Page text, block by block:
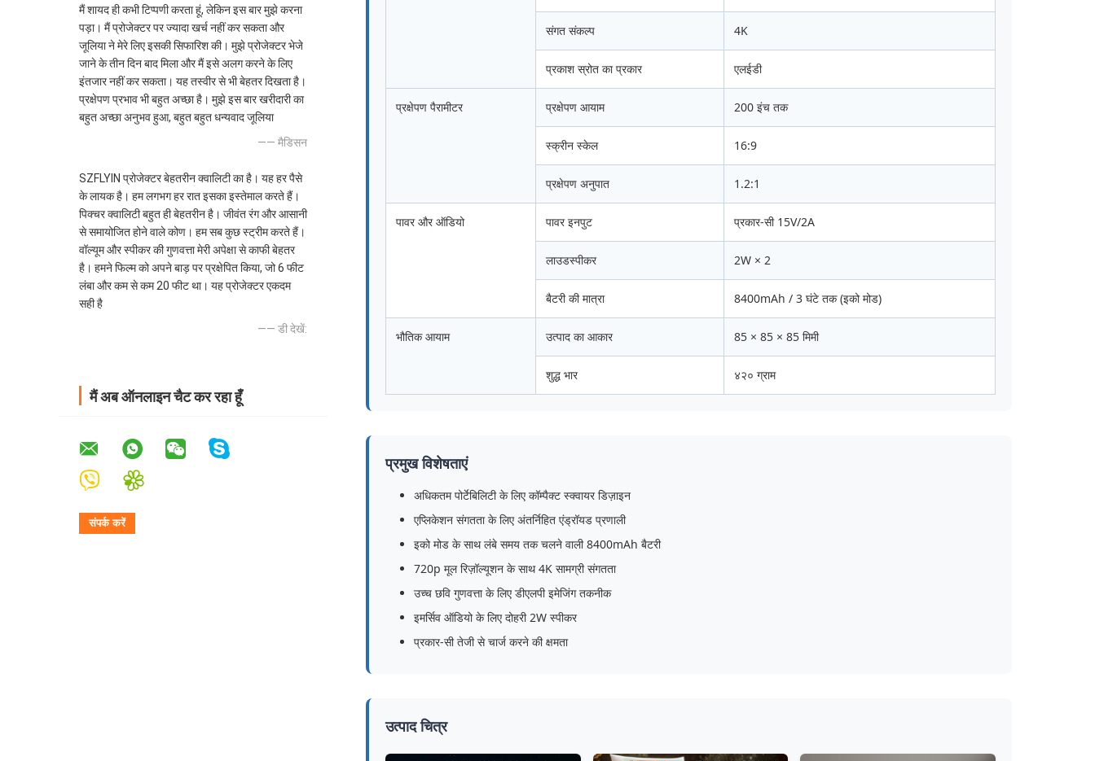
मैं शायद ही कभी टिप्पणी करता हूं, लेकिन इस बार मुझे करना
पड़ा। मैं प्रोजेक्टर पर ज्यादा खर्च नहीं कर सकता और
जूलिया ने मेरे लिए इसकी सिफारिश की। मुझे प्रोजेक्टर भेजे
जाने के तीन दिन बाद मिला और मैं इसे अलग करने के लिए
इंतजार नहीं कर सकता। यह तस्वीर से भी बेहतर दिखता है।
प्रक्षेपण प्रभाव भी बहुत अच्छा है। मुझे इस बार खरीदारी का
बहुत अच्छा अनुभव हुआ, बहुत बहुत धन्यवाद जूलिया
—— मैडिसन
SZFLYIN प्रोजेक्टर बेहतरीन क्वालिटी का है। यह हर पैसे
के लायक है। हम लगभग हर रात इसका इस्तेमाल करते हैं।
पिक्चर क्वालिटी बहुत ही बेहतरीन है। जीवंत रंग और आसानी
से समायोजित होने वाले कोण। हम सब कुछ स्ट्रीम करते हैं।
वॉल्यूम और स्पीकर की गुणवत्ता मेरी अपेक्षा से काफी बेहतर
है। हमने फिल्म को अपने बाड़ पर प्रक्षेपित किया, जो 6 फीट
लंबा और कम से कम 20 फीट था। यह प्रोजेक्टर एकदम
सही है
—— डी देखें:
मैं अब ऑनलाइन चैट कर रहा हूँ
संगत संकल्प 4K
प्रकाश स्रोत का प्रकार एलईडी
प्रक्षेपण पैरामीटर प्रक्षेपण आयाम 200 इंच तक
स्क्रीन स्केल 16:9
प्रक्षेपण अनुपात 1.2:1
पावर और ऑडियो पावर इनपुट प्रकार-सी 15V/2A
लाउडस्पीकर 2W × 2
बैटरी की मात्रा 8400mAh / 3 घंटे तक (इको मोड)
भौतिक आयाम उत्पाद का आकार 85 × 85 × 85 मिमी
शुद्ध भार ४२० ग्राम
प्रमुख विशेषताएं
अधिकतम पोर्टेबिलिटी के लिए कॉम्पैक्ट स्क्वायर डिज़ाइन
एप्लिकेशन संगतता के लिए अंतर्निहित एंड्रॉयड प्रणाली
इको मोड के साथ लंबे समय तक चलने वाली 8400mAh बैटरी
720p मूल रिज़ॉल्यूशन के साथ 4K सामग्री संगतता
उच्च छवि गुणवत्ता के लिए डीएलपी इमेजिंग तकनीक
इमर्सिव ऑडियो के लिए दोहरी 2W स्पीकर
प्रकार-सी तेजी से चार्ज करने की क्षमता
उत्पाद चित्र